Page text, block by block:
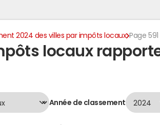
2024 des villes par impôts locaux Page 591
locaux
Année de classement